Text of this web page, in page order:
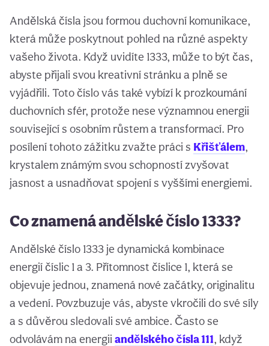
Andělská čísla jsou formou duchovní komunikace,
která může poskytnout pohled na různé aspekty
vašeho života. Když uvidíte 1333, může to být čas,
abyste přijali svou kreativní stránku a plně se
vyjádřili. Toto číslo vás také vybízí k prozkoumání
duchovních sfér, protože nese významnou energii
související s osobním růstem a transformací. Pro
posílení tohoto zážitku zvažte práci s Křišťálem,
krystalem známým svou schopností zvyšovat
jasnost a usnadňovat spojení s vyššími energiemi.
Co znamená andělské číslo 1333?
Andělské číslo 1333 je dynamická kombinace
energií číslic 1 a 3. Přítomnost číslice 1, která se
objevuje jednou, znamená nové začátky, originalitu
a vedení. Povzbuzuje vás, abyste vkročili do své síly
a s důvěrou sledovali své ambice. Často se
odvolávám na energii andělského čísla 111, když